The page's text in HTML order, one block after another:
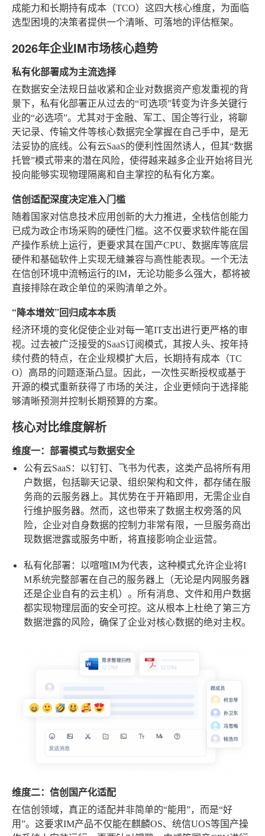
成能力和长期持有成本（TCO）这四大核心维度，为面临
选型困境的决策者提供一个清晰、可落地的评估框架。
2026年企业IM市场核心趋势
私有化部署成为主流选择
在数据安全法规日益收紧和企业对数据资产愈发重视的背
景下，私有化部署正从过去的“可选项”转变为许多关键行
业的“必选项”。尤其对于金融、军工、国企等行业，将聊
天记录、传输文件等核心数据完全掌握在自己手中，是无
法妥协的底线。公有云SaaS的便利性固然诱人，但其“数据
托管”模式带来的潜在风险，使得越来越多企业开始将目光
投向能够实现物理隔离和自主掌控的私有化方案。
信创适配深度决定准入门槛
随着国家对信息技术应用创新的大力推进，全栈信创能力
已成为政企市场采购的硬性门槛。这不仅要求软件能在国
产操作系统上运行，更要求其在国产CPU、数据库等底层
硬件和基础软件上实现无缝兼容与高性能表现。一个无法
在信创环境中流畅运行的IM，无论功能多么强大，都将被
直接排除在政企单位的采购清单之外。
“降本增效”回归成本本质
经济环境的变化促使企业对每一笔IT支出进行更严格的审
视。过去被广泛接受的SaaS订阅模式，其按人头、按年持
续付费的特点，在企业规模扩大后，长期持有成本（TC
O）高昂的问题逐渐凸显。因此，一次性买断授权或基于
开源的模式重新获得了市场的关注，企业更倾向于选择能
够清晰预测并控制长期预算的方案。
核心对比维度解析
维度一：部署模式与数据安全
公有云SaaS ：以钉钉、飞书为代表，这类产品将所有用
户数据，包括聊天记录、组织架构和文件，都存储在服
务商的云服务器上。其优势在于开箱即用，无需企业自
行维护服务器。然而，这也带来了数据主权旁落的风
险，企业对自身数据的控制力非常有限，一旦服务商出
现数据泄露或服务中断，将直接影响企业运营。
私有化部署：以喧喧IM为代表，这种模式允许企业将I
M系统完整部署在自己的服务器上（无论是内网服务器
还是企业自有的云主机）。所有消息、文件和用户数据
都实现物理层面的安全可控。这从根本上杜绝了第三方
数据泄露的风险，确保了企业对核心数据的绝对主权。
维度二：信创国产化适配
在信创领域，真正的适配并非简单的“能用”，而是“好
用”。这要求IM产品不仅能在麒麟OS、统信UOS等国产操